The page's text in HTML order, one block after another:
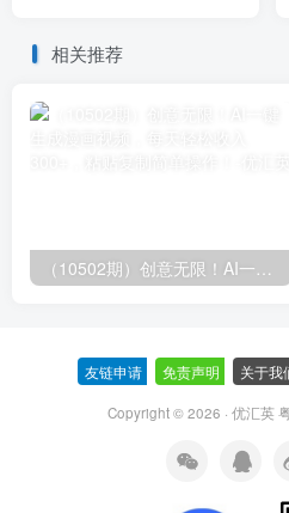
相关推荐
（10502期）创意无限！AI一键生成漫画视频，每天轻松收入300+，粘贴复制简单操作！
友链申请 免责声明 关于我
Copyright © 2026 · 优汇英